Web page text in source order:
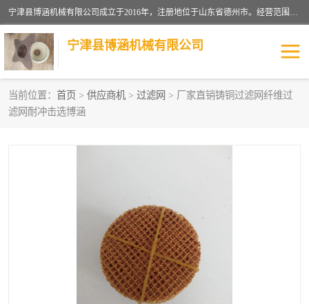
宁津县博涵机械有限公司成立于2016年，注册地位于山东省德州市。经营范围包括：机械设备研发、生产及销售，铸造用造型材料生产、销售，玻璃纤维及制品制造、销售，汽车零配件零售，机械零件、零部件加工，机械零件、零部件销售等；主要产品有：纤维过滤网,陶瓷过滤器,泡沫陶瓷过滤器,耐高温纤维过滤器,铸铁过滤器,铸铜过滤网,铸铝过滤网,铝轮毂过滤网,高效过滤网,高效陶瓷过滤网,高效纤维过滤网。
宁津县博涵机械有限公司
当前位置： 首页 > 供应商机 > 过滤网 > 厂家直销铸铜过滤网纤维过
滤网耐冲击选博涵
过滤网